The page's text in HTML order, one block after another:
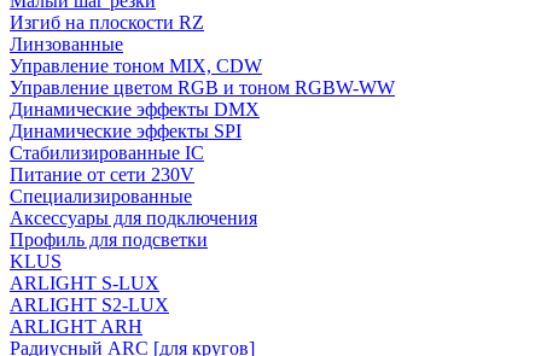
Изгиб на плоскости RZ
Линзованные
Управление тоном MIX, CDW
Управление цветом RGB и тоном RGBW-WW
Динамические эффекты DMX
Динамические эффекты SPI
Стабилизированные IC
Питание от сети 230V
Специализированные
Аксессуары для подключения
Профиль для подсветки
KLUS
ARLIGHT S-LUX
ARLIGHT S2-LUX
ARLIGHT ARH
Радиусный ARC [для кругов]